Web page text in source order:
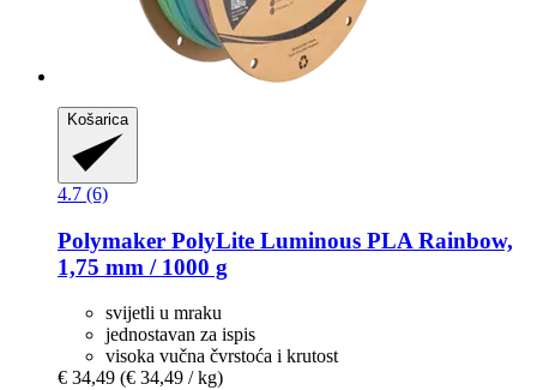
Košarica
4.7 (6)
Polymaker PolyLite Luminous PLA Rainbow,
1,75 mm / 1000 g
svijetli u mraku
jednostavan za ispis
visoka vučna čvrstoća i krutost
€ 34,49 (€ 34,49 / kg)